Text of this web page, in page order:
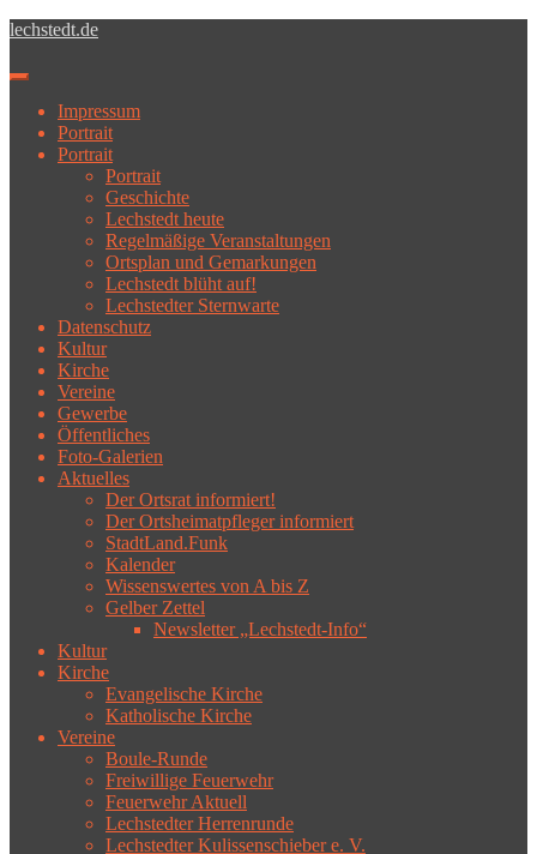
Skip to main content
lechstedt.de
Toggle navigation
Impressum
Portrait
Portrait
Portrait
Geschichte
Lechstedt heute
Regelmäßige Veranstaltungen
Ortsplan und Gemarkungen
Lechstedt blüht auf!
Lechstedter Sternwarte
Datenschutz
Kultur
Kirche
Vereine
Gewerbe
Öffentliches
Foto-Galerien
Aktuelles
Der Ortsrat informiert!
Der Ortsheimatpfleger informiert
StadtLand.Funk
Kalender
Wissenswertes von A bis Z
Gelber Zettel
Newsletter „Lechstedt-Info“
Kultur
Kirche
Evangelische Kirche
Katholische Kirche
Vereine
Boule-Runde
Freiwillige Feuerwehr
Feuerwehr Aktuell
Lechstedter Herrenrunde
Lechstedter Kulissenschieber e. V.